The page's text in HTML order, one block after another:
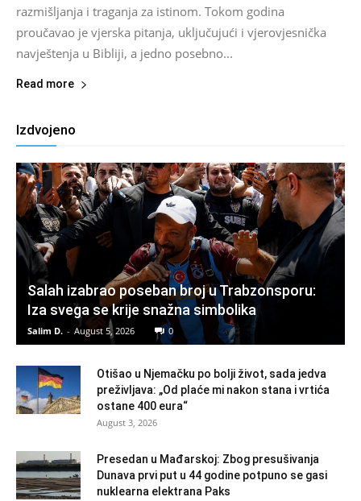
razmišljanja i traganja za istinom. Tokom godina
proučavao je vjerska pitanja, uključujući i vjerovjesnička
navještenja u Bibliji, a jedno posebno...
Read more
Izdvojeno
Salah izabrao poseban broj u Trabzonsporu:
Iza svega se krije snažna simbolika
Salim D. - August 5, 2026 0
Otišao u Njemačku po bolji život, sada jedva
preživljava: „Od plaće mi nakon stana i vrtića
ostane 400 eura“
August 3, 2026
Presedan u Mađarskoj: Zbog presušivanja
Dunava prvi put u 44 godine potpuno se gasi
nuklearna elektrana Paks